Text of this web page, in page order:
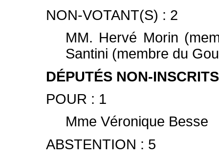
NON-VOTANT(S) : 2
MM. Hervé Morin
Santini (membre du
DÉPUTÉS NON-
POUR : 1
Mme Véronique Besse
ABSTENTION : 5